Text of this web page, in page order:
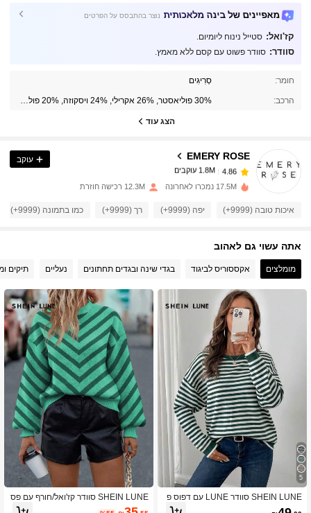
מאפיינים של בינה מלאכותית נוצר בהתבסס על הפרטים
קז'ואל: סטייל נינוח ליומיום.
סוודר: סוודר פשוט עם קסם ללא מאמץ.
חומר: סְרִיגִים
הרכב:
הצג עוד
EMERY ROSE
1.8M עוקבים
m***5 שילם לפני יום אחד
4.86
4.86 1.8M עוקבים
4.86 1.8M עוקבים
4.86 1.8M עוקבים
4.86 1.8M עוקבים
4.86 1.8M עוקבים
4.86 1.8M עוקבים
עוקב
17.5M נמכרו לאחרונה 12.3M רכישה חוזרת
איכות טובה (9999+) יפה (9999+) רך (9999+) כמו בתמונה (9999+)
אתה עשוי גם לאהוב
מומלצים אקססוריס לביגוד בגדי שינה ובגדים תחתונים נעליים תיקים
5
SHEIN LUNE סוודר LUNE עם דפוס פ
סים, עיטור צבעים חסומים וכתפיים נשמ
SHEIN LUNE סוודר קז'ואל/חורף עם פס
ים, צווארון עגול, כתף נפתחת ושרוולים א